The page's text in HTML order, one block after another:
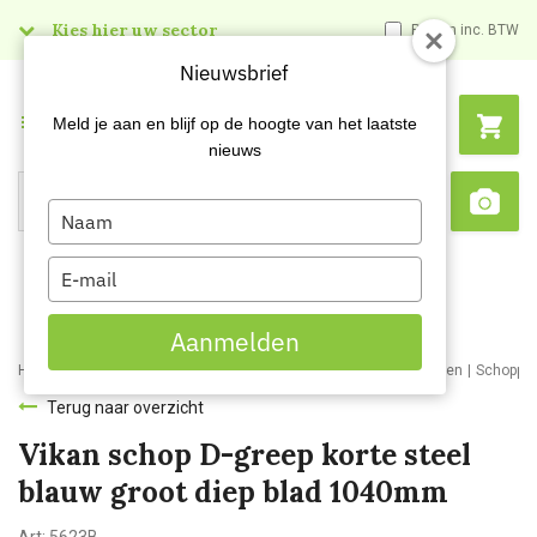
Kies hier uw sector Prijzen inc. BTW
Search
Menu
Home Webshop Schoonmaakartikelen Schoonmaakmaterialen
Terug naar overzicht
Vikan schop D-greep korte steel
blauw groot diep blad 1040mm
Nieuwsbrief
Meld je aan en blijf op de hoogte van het laatste
nieuws
Type
your
name
Type
your
email
Aanmelden